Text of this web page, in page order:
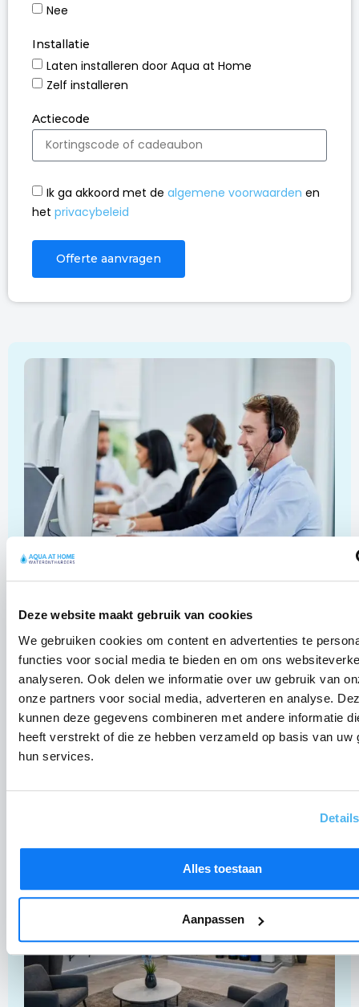
Deze website maakt gebruik van cookies
We gebruiken cookies om content en advertenties te
functies voor social media te bieden en om ons
analyseren. Ook delen we informatie over uw gebruik van
onze partners voor social media, adverteren en analyse.
kunnen deze gegevens combineren met andere informatie
heeft verstrekt of die ze hebben verzameld op basis van uw
hun services.
Alles toestaan
Aanpassen
Nee
Installatie
Laten installeren door Aqua at Home
Zelf installeren
Actiecode
Ik ga akkoord met de algemene voorwaarden en
het privacybeleid
Offerte aanvragen
Wij helpen u graag!
085 0603800
Persoonlijk advies
Service door heel Nederland
De specialist in waterbehandeling